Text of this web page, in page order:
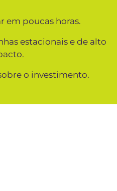
em poucas horas.
estacionais e de alto
o investimento.